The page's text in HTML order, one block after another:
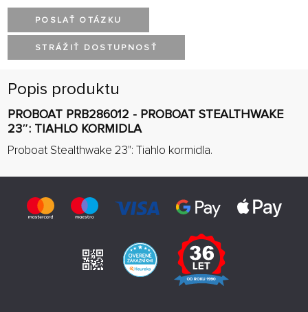
POSLAŤ OTÁZKU
STRÁŽIŤ DOSTUPNOSŤ
Popis produktu
PROBOAT PRB286012 - PROBOAT STEALTHWAKE
23″: TIAHLO KORMIDLA
Proboat Stealthwake 23": Tiahlo kormidla.